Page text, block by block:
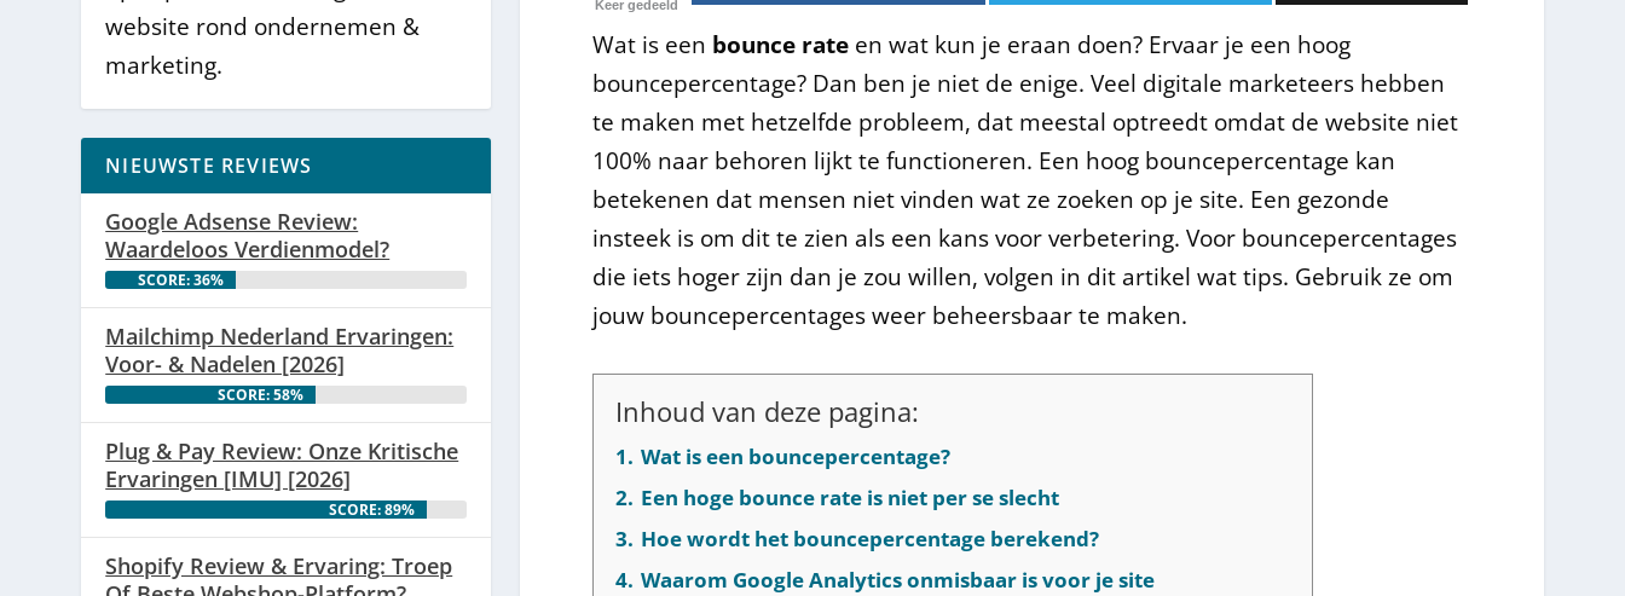
Keer gedeeld
Wat is een bounce rate en wat kun je eraan doen? Ervaar je een hoog
bouncepercentage? Dan ben je niet de enige. Veel digitale marketeers hebben
te maken met hetzelfde probleem, dat meestal optreedt omdat de website niet
100% naar behoren lijkt te functioneren. Een hoog bouncepercentage kan
betekenen dat mensen niet vinden wat ze zoeken op je site. Een gezonde
insteek is om dit te zien als een kans voor verbetering. Voor bouncepercentages
die iets hoger zijn dan je zou willen, volgen in dit artikel wat tips. Gebruik ze om
jouw bouncepercentages weer beheersbaar te maken.
Inhoud van deze pagina:
1. Wat is een bouncepercentage?
2. Een hoge bounce rate is niet per se slecht
3. Hoe wordt het bouncepercentage berekend?
4. Waarom Google Analytics onmisbaar is voor je site
website rond ondernemen &
marketing.
NIEUWSTE REVIEWS
Google Adsense Review:
Waardeloos Verdienmodel?
SCORE: 36%
Mailchimp Nederland Ervaringen:
Voor- & Nadelen [2026]
SCORE: 58%
Plug & Pay Review: Onze Kritische
Ervaringen [IMU] [2026]
SCORE: 89%
Shopify Review & Ervaring: Troep